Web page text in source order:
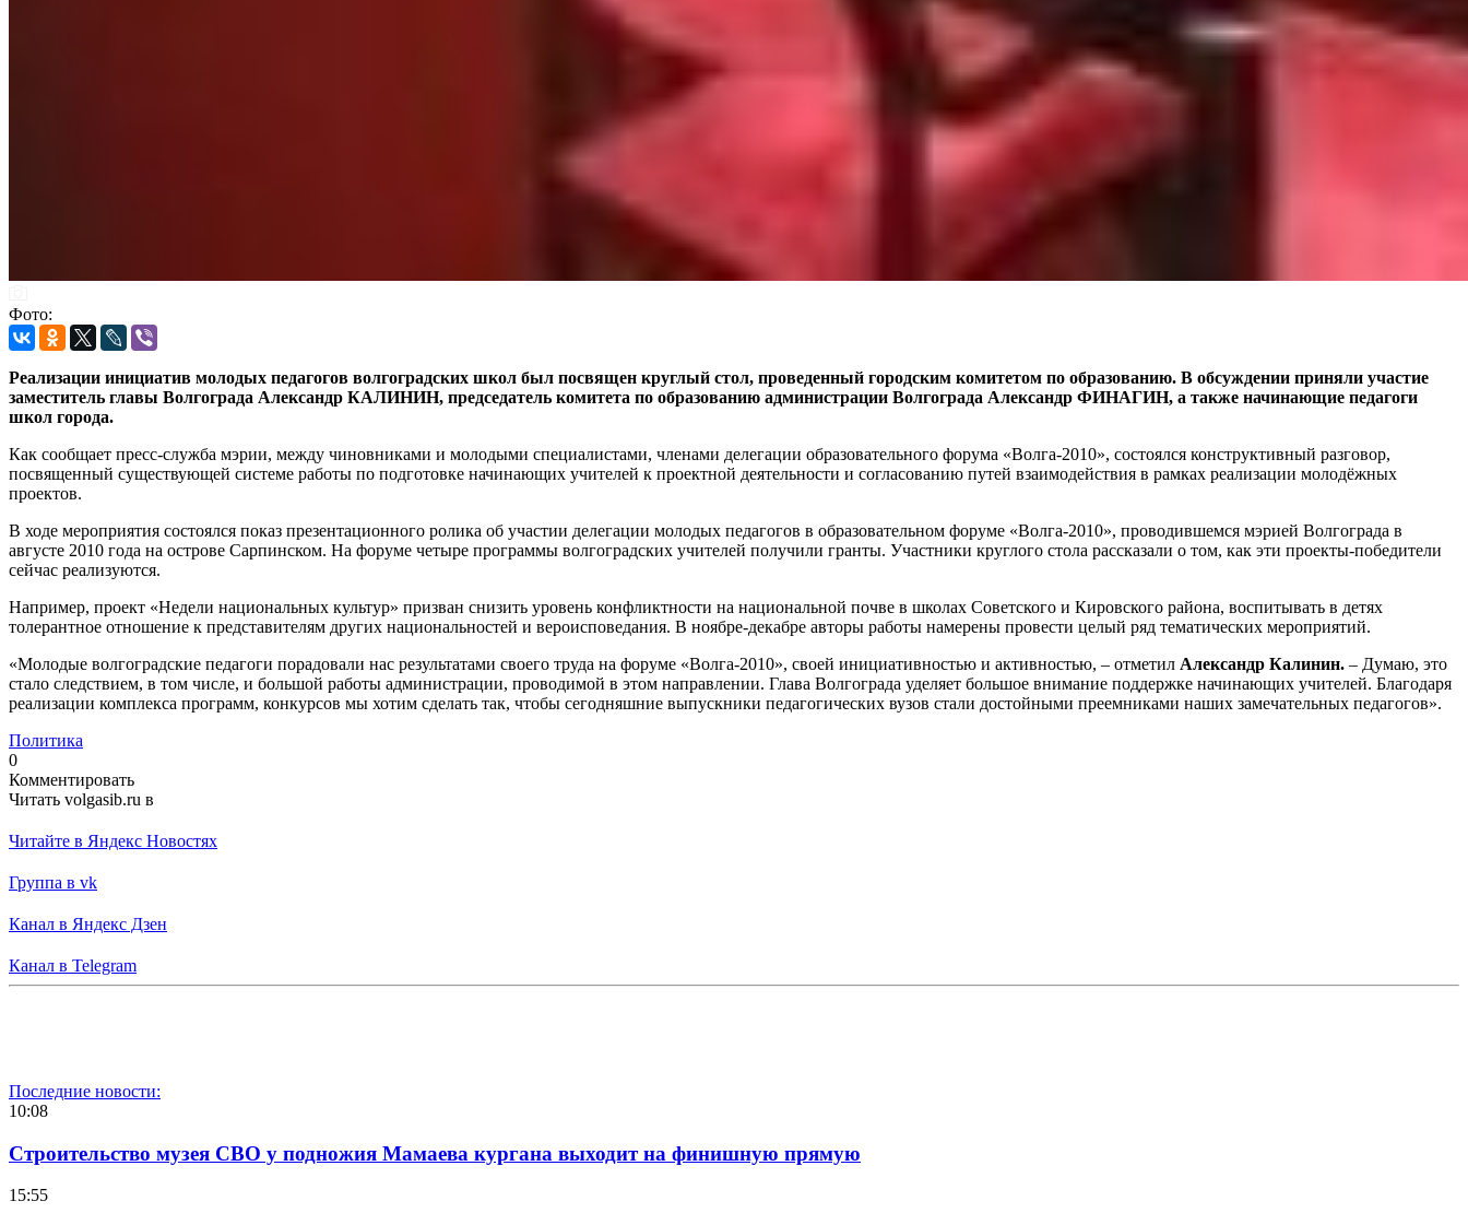
Фото:
Реализации инициатив молодых педагогов волгоградских школ был посвящен круглый стол, проведенный городским комитетом по образованию. В обсуждении приняли участие
заместитель главы Волгограда Александр КАЛИНИН, председатель комитета по образованию администрации Волгограда Александр ФИНАГИН, а также начинающие педагоги
школ города.
Как сообщает пресс-служба мэрии, между чиновниками и молодыми специалистами, членами делегации образовательного форума «Волга-2010», состоялся конструктивный разговор,
посвященный существующей системе работы по подготовке начинающих учителей к проектной деятельности и согласованию путей взаимодействия в рамках реализации молодёжных
проектов.
В ходе мероприятия состоялся показ презентационного ролика об участии делегации молодых педагогов в образовательном форуме «Волга-2010», проводившемся мэрией Волгограда в
августе 2010 года на острове Сарпинском. На форуме четыре программы волгоградских учителей получили гранты. Участники круглого стола рассказали о том, как эти проекты-победители
сейчас реализуются.
Например, проект «Недели национальных культур» призван снизить уровень конфликтности на национальной почве в школах Советского и Кировского района, воспитывать в детях
толерантное отношение к представителям других национальностей и вероисповедания. В ноябре-декабре авторы работы намерены провести целый ряд тематических мероприятий.
«Молодые волгоградские педагоги порадовали нас результатами своего труда на форуме «Волга-2010», своей инициативностью и активностью, – отметил Александр Калинин. – Думаю, это
стало следствием, в том числе, и большой работы администрации, проводимой в этом направлении. Глава Волгограда уделяет большое внимание поддержке начинающих учителей. Благодаря
реализации комплекса программ, конкурсов мы хотим сделать так, чтобы сегодняшние выпускники педагогических вузов стали достойными преемниками наших замечательных педагогов».
Политика
0
Комментировать
Читать volgasib.ru в
Читайте в Яндекс Новостях
Группа в vk
Канал в Яндекс Дзен
Канал в Telegram
Последние новости:
10:08
Строительство музея СВО у подножия Мамаева кургана выходит на финишную прямую
15:55